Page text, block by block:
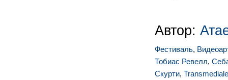
Автор:
Фестиваль,
Тобиас Ревелл,
Скурти, Transmediale